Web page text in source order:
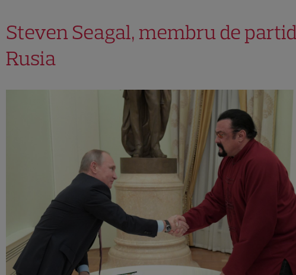
Steven Seagal, membru de
Rusia